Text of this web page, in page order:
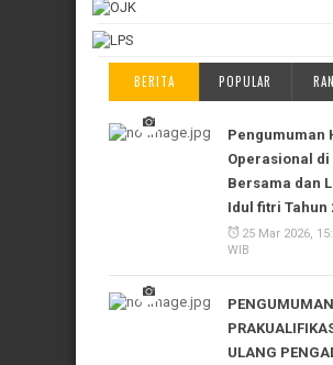
BERITA POPULAR
Pengumuman
Operasional di
Bersama dan
Idul fitri Tahun
25 Mar 2026,
WIB
PENGUMUMAN
ULANG